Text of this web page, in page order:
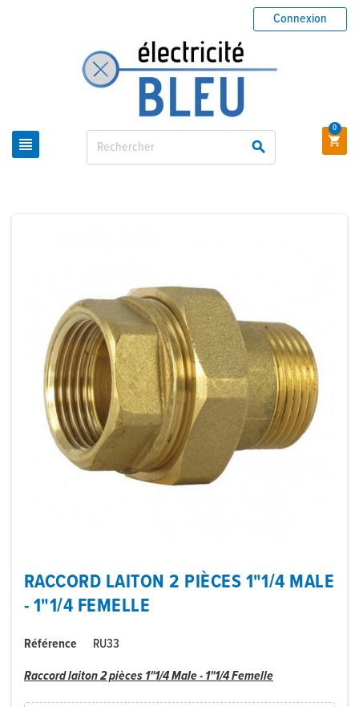
 
Connexion

0
RACCORD LAITON 2 PIÈCES 1"1/4 MALE
- 1"1/4 FEMELLE
Référence
RU33
Raccord laiton 2 pièces 1"1/4 Male - 1"1/4 Femelle